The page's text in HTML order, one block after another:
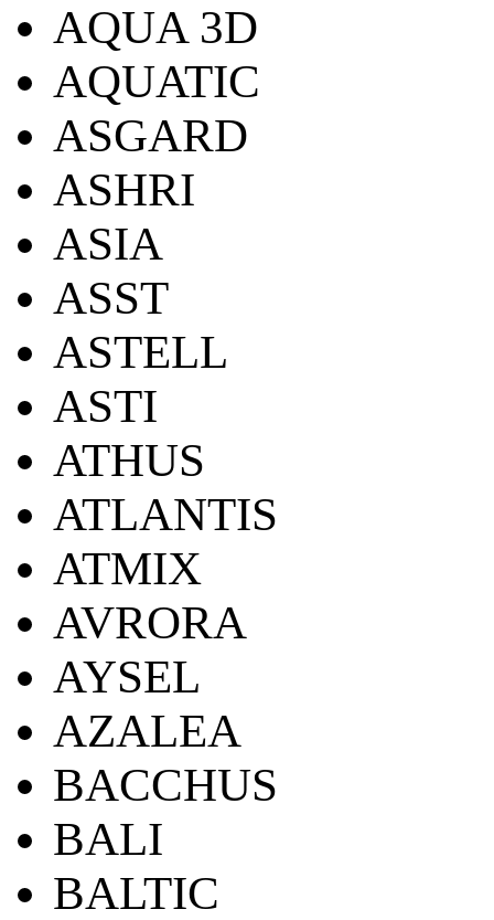
AQUA 3D
AQUATIC
ASGARD
ASHRI
ASIA
ASST
ASTELL
ASTI
ATHUS
ATLANTIS
ATMIX
AVRORA
AYSEL
AZALEA
BACCHUS
BALI
BALTIC